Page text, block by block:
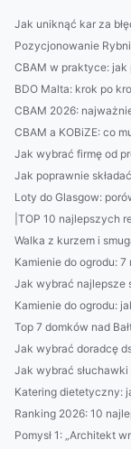
Jak uniknąć kar za
Pozycjonowanie
CBAM w praktyce:
BDO Malta: krok po
CBAM 2026:
CBAM a KOBiZE: co
Jak wybrać firmę od
Jak poprawnie
Loty do Glasgow:
|TOP 10 najlepszych
Walka z kurzem i
Kamienie do ogrodu:
Jak wybrać najlepsze
Kamienie do ogrodu:
Top 7 domków nad
Jak wybrać doradcę
Jak wybrać
Katering dietetyczny:
Ranking 2026: 10
Pomysł 1: „Architekt